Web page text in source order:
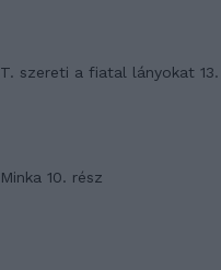
T. szereti a fiatal lányokat
Minka 10. rész